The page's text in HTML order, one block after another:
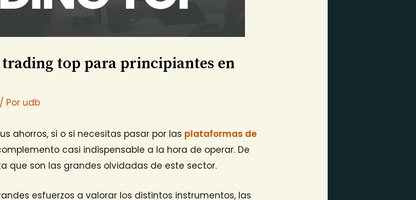
top para principiantes en
/ Por udb
ahorros, si o si necesitas pasar por las plataformas de
casi indispensable a la hora de operar. De
que son las grandes olvidadas de este sector.
esfuerzos a valorar los distintos instrumentos, las